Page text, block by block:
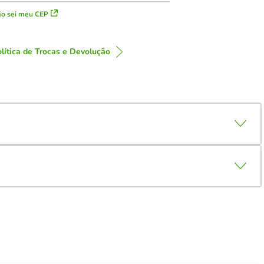
sei meu CEP
de Trocas e Devolução